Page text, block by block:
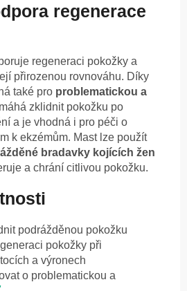
regenerace
regeneraci pokožky a
přirozenou rovnováhu. Díky
také pro problematickou a
zklidnit pokožku po
a je vhodná i pro péči o
k ekzémům. Mast lze použít
bradavky kojících žen
a chrání citlivou pokožku.
podrážděnou pokožku
pokožky při
a výronech
o problematickou a